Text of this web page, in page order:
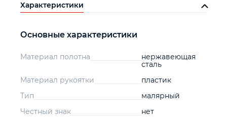
Характеристики
Основные характеристики
Материал полотна
нержавеющая
сталь
Материал рукоятки
пластик
Тип
малярный
Честный знак
нет